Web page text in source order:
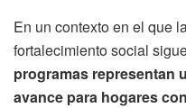
En un contexto en el que
fortalecimiento social
programas representan
avance para hogares